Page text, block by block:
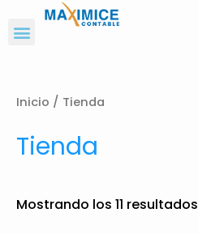
Inicio / Tienda
Tienda
Mostrando los 11 resultados